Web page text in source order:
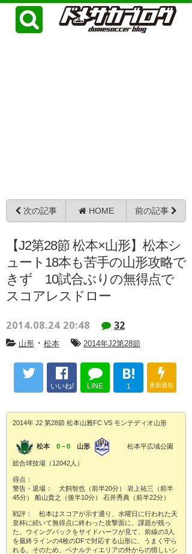
次の記事 HOME 前の記事
【J2第28節 松本×山形】松本シ
ュート18本も苦手の山形攻略で
きず 10試合ぶりの無得点で
スコアレスドロー
2014.08.24 20:48 32
山形 ・ 松本 2014年J2第28節
いいね! LINE
B!
1 更新通知
2014年 J2 第28節 松本山雅FC VS モンテディオ山形
松本 0－0 山形 松本平広域公園
総合球技場（12042人）
得点：
警告・退場： 犬飼智也（前半20分） 岩上祐三（前半
45分） 船山貴之（後半10分） 石井秀典（前半22分）
戦評： 松本はスコアが示す通り、水曜日に行われた天
皇杯に続いて無得点に終わった攻撃面に、課題が残っ
た。ウイングバックをサイドハーフが見て、前線の3人
を最終ラインの4枚のDFで対応する山形に、うまく守ら
れる。そのため、ペナルティエリアの外からの惜しいシ